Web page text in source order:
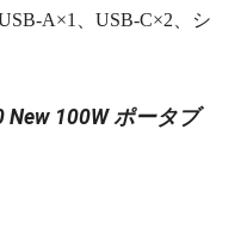
、USB-C×2、シ
New 100W ポータブ